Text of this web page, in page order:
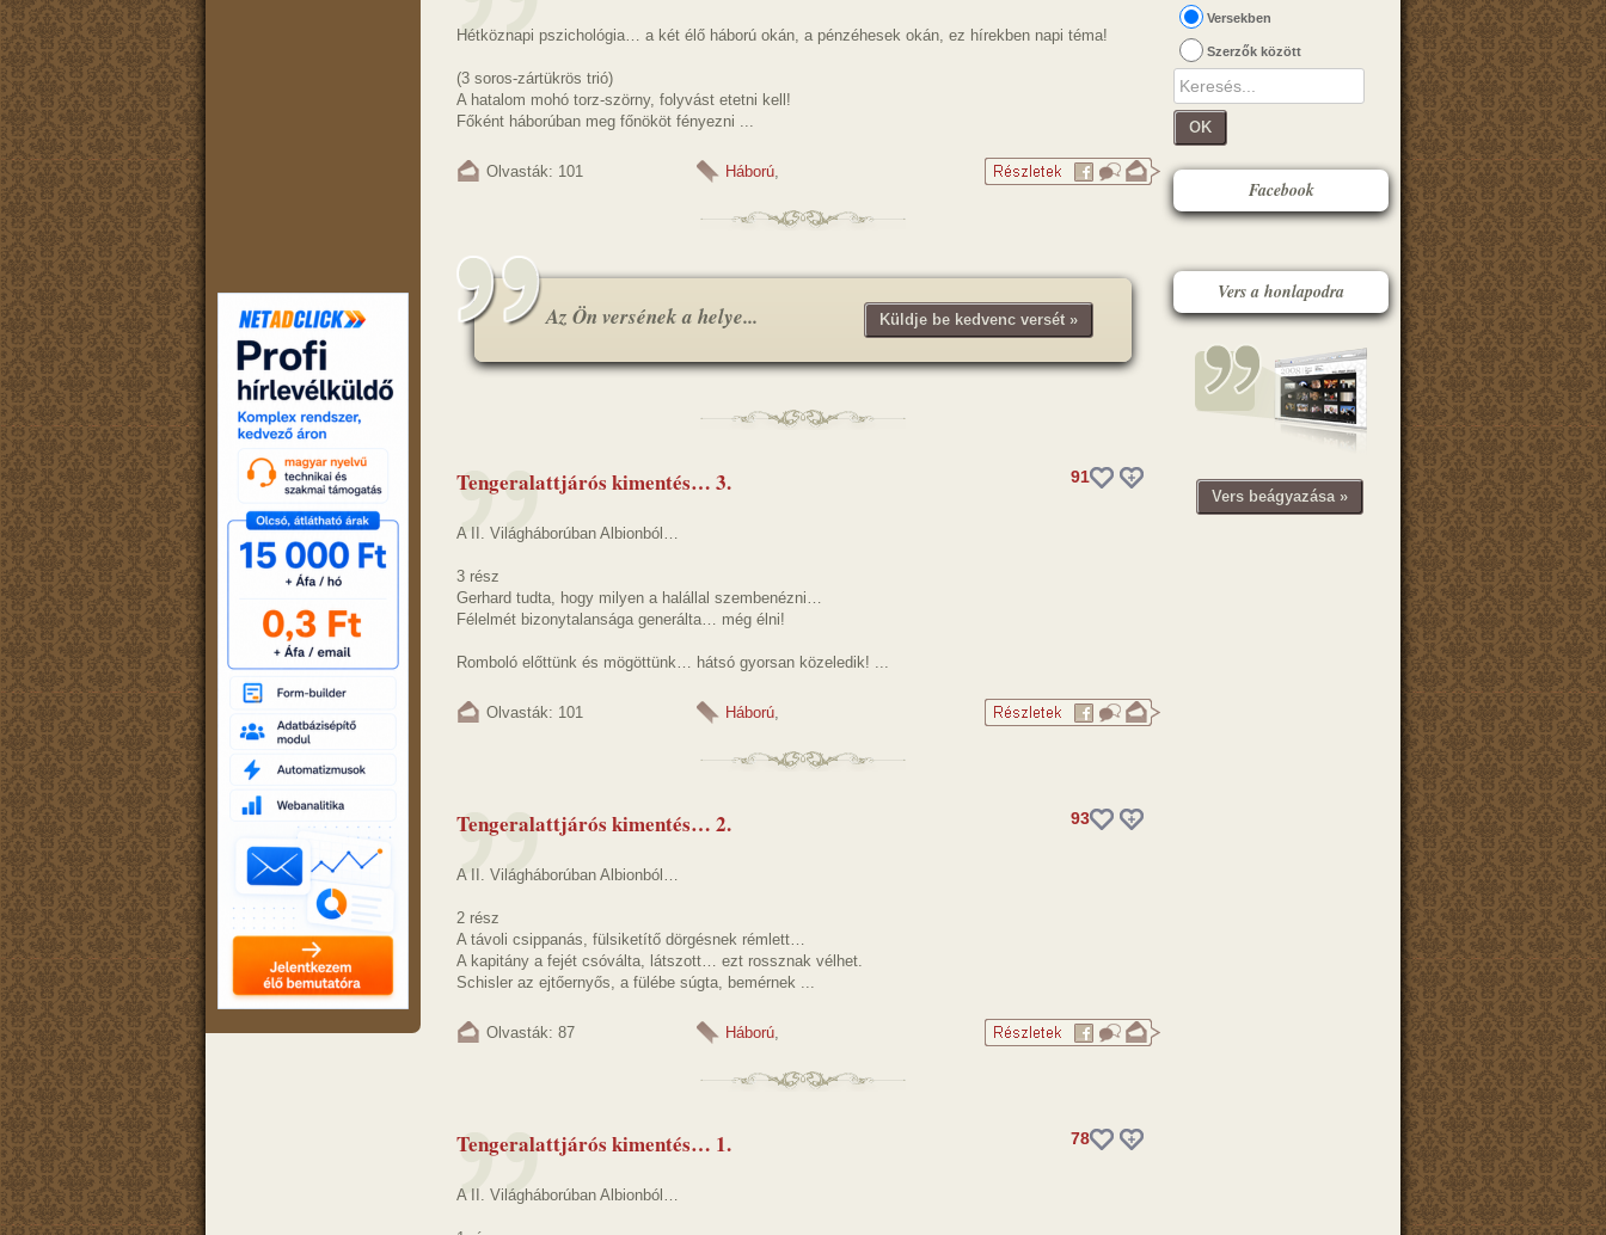
Hétköznapi pszichológia… a két élő háború okán, a pénzéhesek okán, ez hírekben napi téma!
(3 soros-zártükrös trió)
A hatalom mohó torz-szörny, folyvást etetni kell!
Főként háborúban meg főnököt fényezni ...
Olvasták: 101 Háború,
Az Ön versének a helye... Küldje be kedvenc versét »
Tengeralattjárós kimentés… 3. 91
A II. Világháborúban Albionból…
3 rész
Gerhard tudta, hogy milyen a halállal szembenézni…
Félelmét bizonytalansága generálta… még élni!
Romboló előttünk és mögöttünk… hátsó gyorsan közeledik! ...
Olvasták: 101 Háború,
Tengeralattjárós kimentés… 2. 93
A II. Világháborúban Albionból…
2 rész
A távoli csippanás, fülsiketítő dörgésnek rémlett…
A kapitány a fejét csóválta, látszott… ezt rossznak vélhet.
Schisler az ejtőernyős, a fülébe súgta, bemérnek ...
Olvasták: 87 Háború,
Tengeralattjárós kimentés… 1. 78
A II. Világháborúban Albionból…
Versekben
Szerzők között
OK
Facebook
Vers a honlapodra
Vers beágyazása »